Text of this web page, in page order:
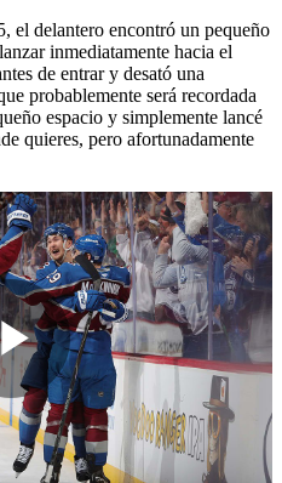
el delantero encontró un pequeño
inmediatamente hacia el
de entrar y desató una
probablemente será recordada
espacio y simplemente lancé
quieres, pero afortunadamente
Play